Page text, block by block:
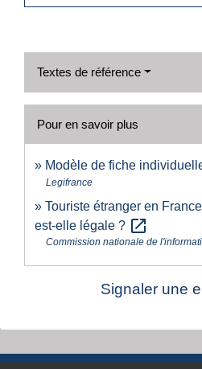
Textes de référence
Pour en savoir plus
Modèle de fiche
Legifrance
Touriste étranger en
est-elle légale ? open_in_new
Commission nationale de
Signaler une